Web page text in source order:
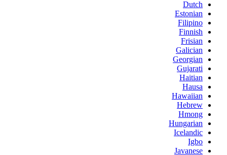
Dutch
Estonian
Filipino
Finnish
Frisian
Galician
Georgian
Gujarati
Haitian
Hausa
Hawaiian
Hebrew
Hmong
Hungarian
Icelandic
Igbo
Javanese